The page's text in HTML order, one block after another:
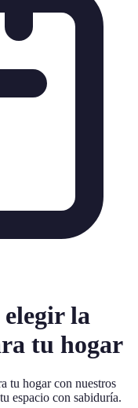
la
tu hogar
tu hogar con nuestros
espacio con sabiduría.